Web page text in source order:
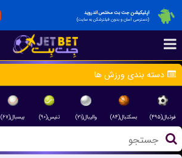
اپلیکیشن جت بت مختص اندروید
(دسترسی آسان و بدون فیلترشکن به سایت)
دسته بندی ورزش ها
فوتبال(۴۹۵) بسکتبال(۸۴) والیبال(۲۱) تنیس(۹۰) بیسبال(۶۷)